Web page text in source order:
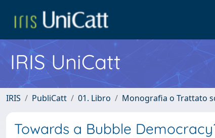
IRIS UniCatt
IRIS PubliCatt 01. Libro Monografia o Trattato
Towards a Bubble